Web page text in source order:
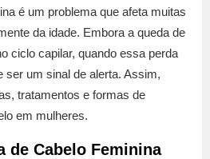
é um problema que afeta muitas
da idade. Embora a queda de
ciclo capilar, quando essa perda
ser um sinal de alerta. Assim,
tratamentos e formas de
em mulheres.
de Cabelo Feminina